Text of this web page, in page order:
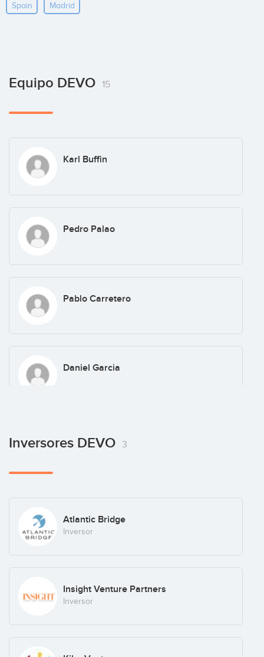
Spain Madrid
Equipo DEVO 15
Karl Buffin
Pedro Palao
Pablo Carretero
Daniel Garcia
Angel Fernandez
Inversores DEVO 3
Atlantic Bridge
Inversor
Insight Venture Partners
Inversor